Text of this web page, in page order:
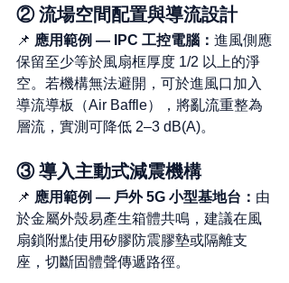
② 流場空間配置與導流設計
📌 應用範例 — IPC 工控電腦： 進風側應
保留至少等於風扇框厚度 1/2 以上的淨
空。若機構無法避開，可於進風口加入
導流導板（Air Baffle），將亂流重整為
層流，實測可降低 2–3 dB(A)。
③ 導入主動式減震機構
📌 應用範例 — 戶外 5G 小型基地台： 由
於金屬外殼易產生箱體共鳴，建議在風
扇鎖附點使用矽膠防震膠墊或隔離支
座，切斷固體聲傳遞路徑。